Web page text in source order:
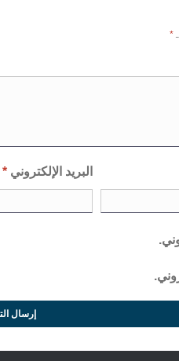
*
البريد الإلكتروني *